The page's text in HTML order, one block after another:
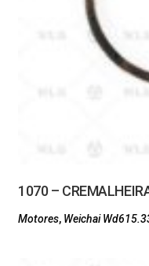
1070 –
Motores, Weichai